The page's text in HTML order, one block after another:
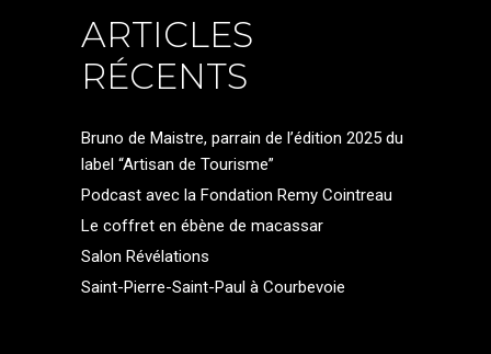
ARTICLES
RÉCENTS
Bruno de Maistre, parrain de l’édition 2025 du
label “Artisan de Tourisme”
Podcast avec la Fondation Remy Cointreau
Le coffret en ébène de macassar
Salon Révélations
Saint-Pierre-Saint-Paul à Courbevoie